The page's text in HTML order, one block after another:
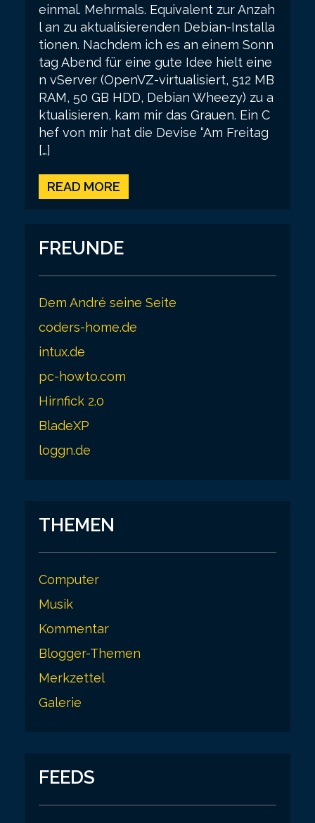
einmal. Mehrmals. Equivalent zur Anzah
l an zu aktualisierenden Debian-Installa
tionen. Nachdem ich es an einem Sonn
tag Abend für eine gute Idee hielt eine
n vServer (OpenVZ-virtualisiert, 512 MB
RAM, 50 GB HDD, Debian Wheezy) zu a
ktualisieren, kam mir das Grauen. Ein C
hef von mir hat die Devise “Am Freitag
[…]
READ MORE
FREUNDE
Dem André seine Seite
coders-home.de
intux.de
pc-howto.com
Hirnfick 2.0
BladeXP
loggn.de
THEMEN
Computer
Musik
Kommentar
Blogger-Themen
Merkzettel
Galerie
FEEDS